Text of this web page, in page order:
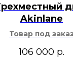
Akinlane
Товар под заказ
106 000 р.